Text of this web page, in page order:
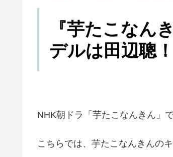
『芋たこなん
デルは田辺聰！
NHK朝ドラ「芋たこなんきん」
こちらでは、芋たこなんきんの